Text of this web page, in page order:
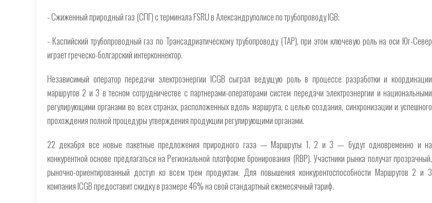
- Сжиженный природный газ (СПГ) с терминала FSRU в Александруполисе по трубопроводу IGB;
- Каспийский трубопроводный газ по Трансадриатическому трубопроводу (TAP), при этом ключевую роль на оси Юг-Север
играет греческо-болгарский интерконнектор.
Независимый оператор передачи электроэнергии ICGB сыграл ведущую роль в процессе разработки и координации
маршрутов 2 и 3 в тесном сотрудничестве с партнерами-операторами систем передачи электроэнергии и национальными
регулирующими органами во всех странах, расположенных вдоль маршрута, с целью создания, синхронизации и успешного
прохождения полной процедуры утверждения продукции регулирующими органами.
22 декабря все новые пакетные предложения природного газа — Маршруты 1, 2 и 3 — будут одновременно и на
конкурентной основе предлагаться на Региональной платформе бронирования (RBP). Участники рынка получат прозрачный,
рыночно-ориентированный доступ ко всем трем продуктам. Для повышения конкурентоспособности Маршрутов 2 и 3
компания ICGB предоставит скидку в размере 46% на свой стандартный ежемесячный тариф.